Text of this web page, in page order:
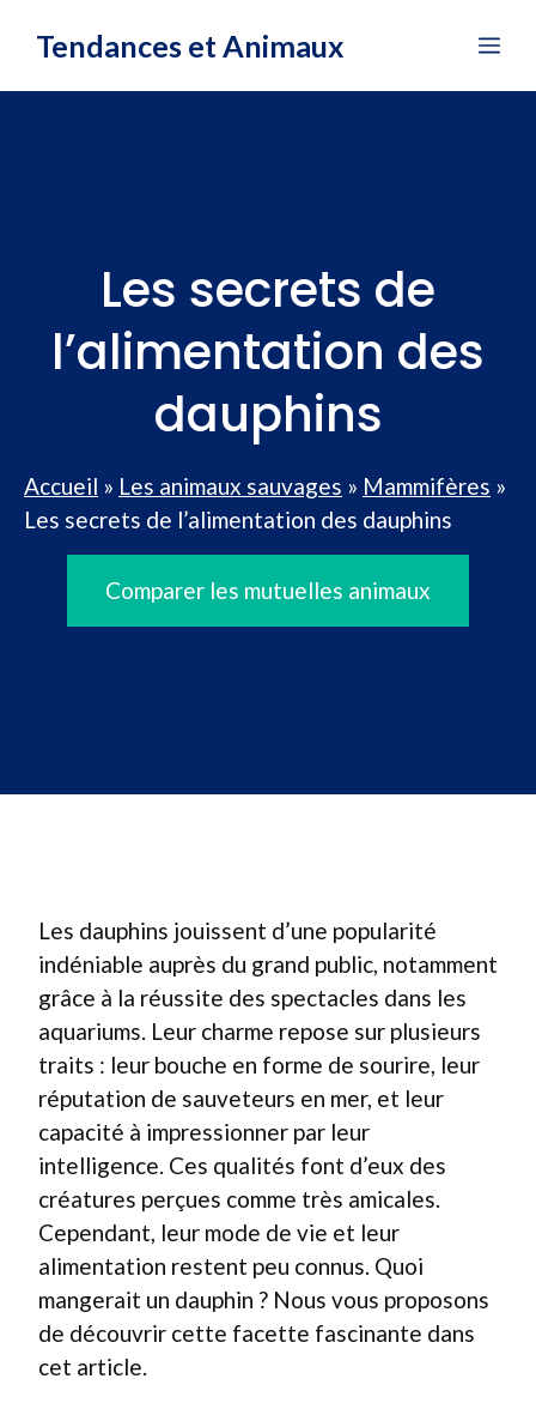
Tendances et Animaux
Les secrets de
l’alimentation des
dauphins
Accueil » Les animaux sauvages » Mammifères »
Les secrets de l’alimentation des dauphins
Comparer les mutuelles animaux
Les dauphins jouissent d’une popularité
indéniable auprès du grand public, notamment
grâce à la réussite des spectacles dans les
aquariums. Leur charme repose sur plusieurs
traits : leur bouche en forme de sourire, leur
réputation de sauveteurs en mer, et leur
capacité à impressionner par leur
intelligence. Ces qualités font d’eux des
créatures perçues comme très amicales.
Cependant, leur mode de vie et leur
alimentation restent peu connus. Quoi
mangerait un dauphin ? Nous vous proposons
de découvrir cette facette fascinante dans
cet article.